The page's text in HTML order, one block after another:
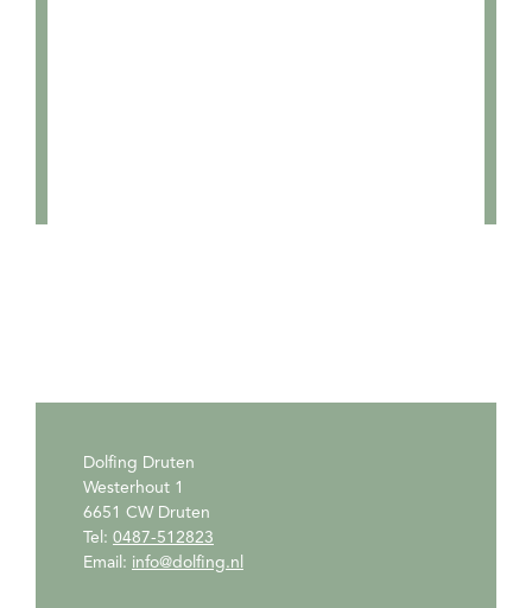
Dolfing Druten
Westerhout 1
6651 CW Druten
Tel: 0487-512823
Email: info@dolfing.nl